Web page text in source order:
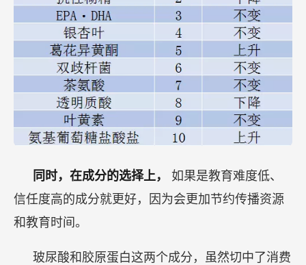
同时，在成分的选择上， 如果是教育难度低、
信任度高的成分就更好，因为会更加节约传播资源
和教育时间。
玻尿酸和胶原蛋白这两个成分，虽然切中了消费